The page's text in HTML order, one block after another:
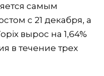
самым
с 21 декабря, а
вырос на 1,64%
в течение трех